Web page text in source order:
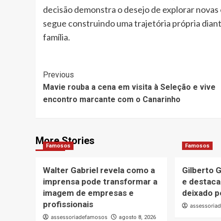
decisão demonstra o desejo de explorar
segue construindo uma trajetória própria
família.
Post
Navigation
Previous
Mavie rouba a cena em visita à Seleção e vive
encontro marcante com o Canarinho
More Stories
Famosos
Walter Gabriel revela como a
imprensa pode transformar a
imagem de empresas e
profissionais
assessoriadefamosos agosto 8, 2026
Famosos
Gilberto
e
deixado